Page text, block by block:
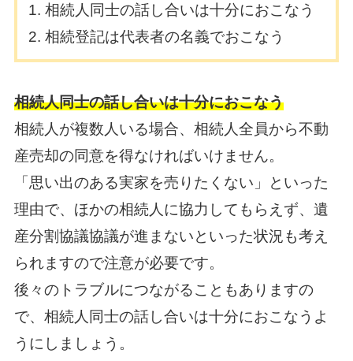
相続人同士の話し合いは十分におこなう
相続登記は代表者の名義でおこなう
相続人同士の話し合いは十分におこなう
相続人が複数人いる場合、相続人全員から不動
産売却の同意を得なければいけません。
「思い出のある実家を売りたくない」といった
理由で、ほかの相続人に協力してもらえず、遺
産分割協議協議が進まないといった状況も考え
られますので注意が必要です。
後々のトラブルにつながることもありますの
で、相続人同士の話し合いは十分におこなうよ
うにしましょう。